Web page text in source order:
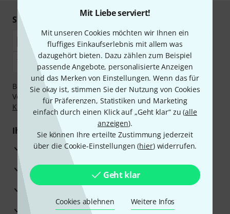
Mit Liebe serviert!
Mit unseren Cookies möchten wir Ihnen ein
fluffiges Einkaufserlebnis mit allem was
dazugehört bieten. Dazu zählen zum Beispiel
passende Angebote, personalisierte Anzeigen
und das Merken von Einstellungen. Wenn das für
Sie okay ist, stimmen Sie der Nutzung von Cookies
für Präferenzen, Statistiken und Marketing
einfach durch einen Klick auf „Geht klar“ zu (alle
anzeigen).
Sie können Ihre erteilte Zustimmung jederzeit
über die Cookie-Einstellungen (hier) widerrufen.
Geht klar
Cookies ablehnen Weitere Infos
Sicher einkaufen & bezahlen
Bezahlen Sie vertraulich und sicher per Nachnahme,
Vorkasse, PayPal, Amazon Pay, Klarna Sofort bezahlen
Klarna Ratenzahlungoder Kreditkarte.
Ihre Vorteile
3 Jahre Thomann Garantie
30 Tage Money-Back-Garantie
Reparaturservice
Beratung durch Fachexperten